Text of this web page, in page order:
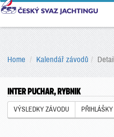
Home Kalendář závodů
INTER PUCHAR, RYBNIK
VÝSLEDKY ZÁVODU PŘIHLÁŠKY